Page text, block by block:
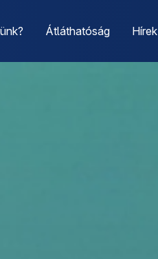
Átláthatóság Hírek